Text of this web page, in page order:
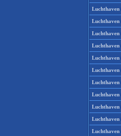
Luchthaven
Luchthaven
Luchthaven
Luchthaven
Luchthaven
Luchthaven
Luchthaven
Luchthaven
Luchthaven